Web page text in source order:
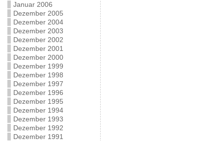
Januar 2006
Dezember 2005
Dezember 2004
Dezember 2003
Dezember 2002
Dezember 2001
Dezember 2000
Dezember 1999
Dezember 1998
Dezember 1997
Dezember 1996
Dezember 1995
Dezember 1994
Dezember 1993
Dezember 1992
Dezember 1991